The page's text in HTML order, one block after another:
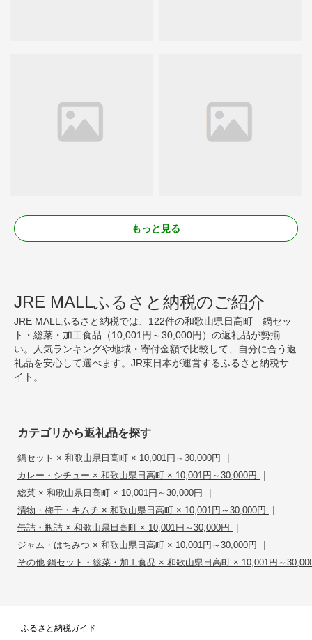
もっと見る
JRE MALLふるさと納税のご紹介
JRE MALLふるさと納税では、122件の和歌山県日高町 鍋セッ
ト・総菜・加工食品（10,001円～30,000円）の返礼品が勢揃
い。人気ランキングや地域・寄付金額で比較して、自分に合う返
礼品を安心して選べます。JR東日本が運営するふるさと納税サ
イト。
カテゴリから返礼品を探す
鍋セット × 和歌山県日高町 × 10,001円～30,000円 |
カレー・シチュー × 和歌山県日高町 × 10,001円～30,000円 |
総菜 × 和歌山県日高町 × 10,001円～30,000円 |
漬物・梅干・キムチ × 和歌山県日高町 × 10,001円～30,000円 |
缶詰・瓶詰 × 和歌山県日高町 × 10,001円～30,000円 |
ジャム・はちみつ × 和歌山県日高町 × 10,001円～30,000円 |
その他 鍋セット・総菜・加工食品 × 和歌山県日高町 × 10,001円～
ふるさと納税ガイド